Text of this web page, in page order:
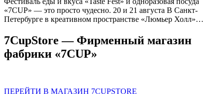
«7CUP» — это просто чудесно. 20 и 21 августа В Санкт-
Петербурге в креативном пространстве «Люмьер Холл»…
7CupStore — Фирменный магазин
фабрики «7CUP»
ПЕРЕЙТИ В МАГАЗИН 7CUPSTORE